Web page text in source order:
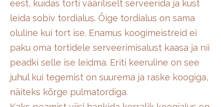
eest, kuidas torti vääriliselt serveerida ja kust
leida sobiv tordialus. Õige tordialus on sama
oluline kui tort ise. Enamus koogimeistreid ei
paku oma tortidele serveerimisalust kaasa ja nii
peadki selle ise leidma. Eriti keeruline on see
juhul kui tegemist on suurema ja raske koogiga,
näiteks kõrge pulmatordiga.